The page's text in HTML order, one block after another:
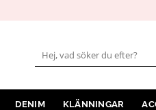
Sök
efter:
DENIM KLÄNNINGAR